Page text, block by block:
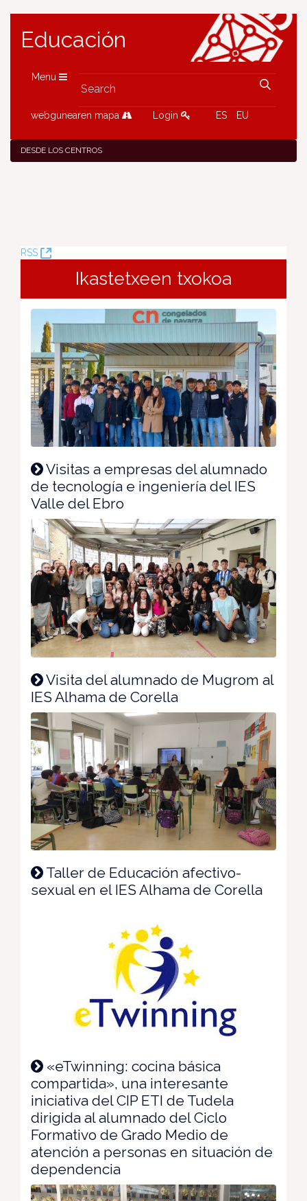
Educación
Menu
webgunearen mapa Login ES EU
DESDE LOS CENTROS
RSS
(Opens
Window)Ikastetxeen txokoa
Visitas a empresas del alumnado
de tecnología e ingeniería del IES
Valle del Ebro
Visita del alumnado de Mugrom al
IES Alhama de Corella
Taller de Educación afectivo-
sexual en el IES Alhama de Corella
«eTwinning: cocina básica
compartida», una interesante
iniciativa del CIP ETI de Tudela
dirigida al alumnado del Ciclo
Formativo de Grado Medio de
atención a personas en situación de
dependencia